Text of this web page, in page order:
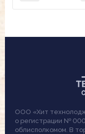
ООО «Хит
о регистрации №
облисполкомом. В